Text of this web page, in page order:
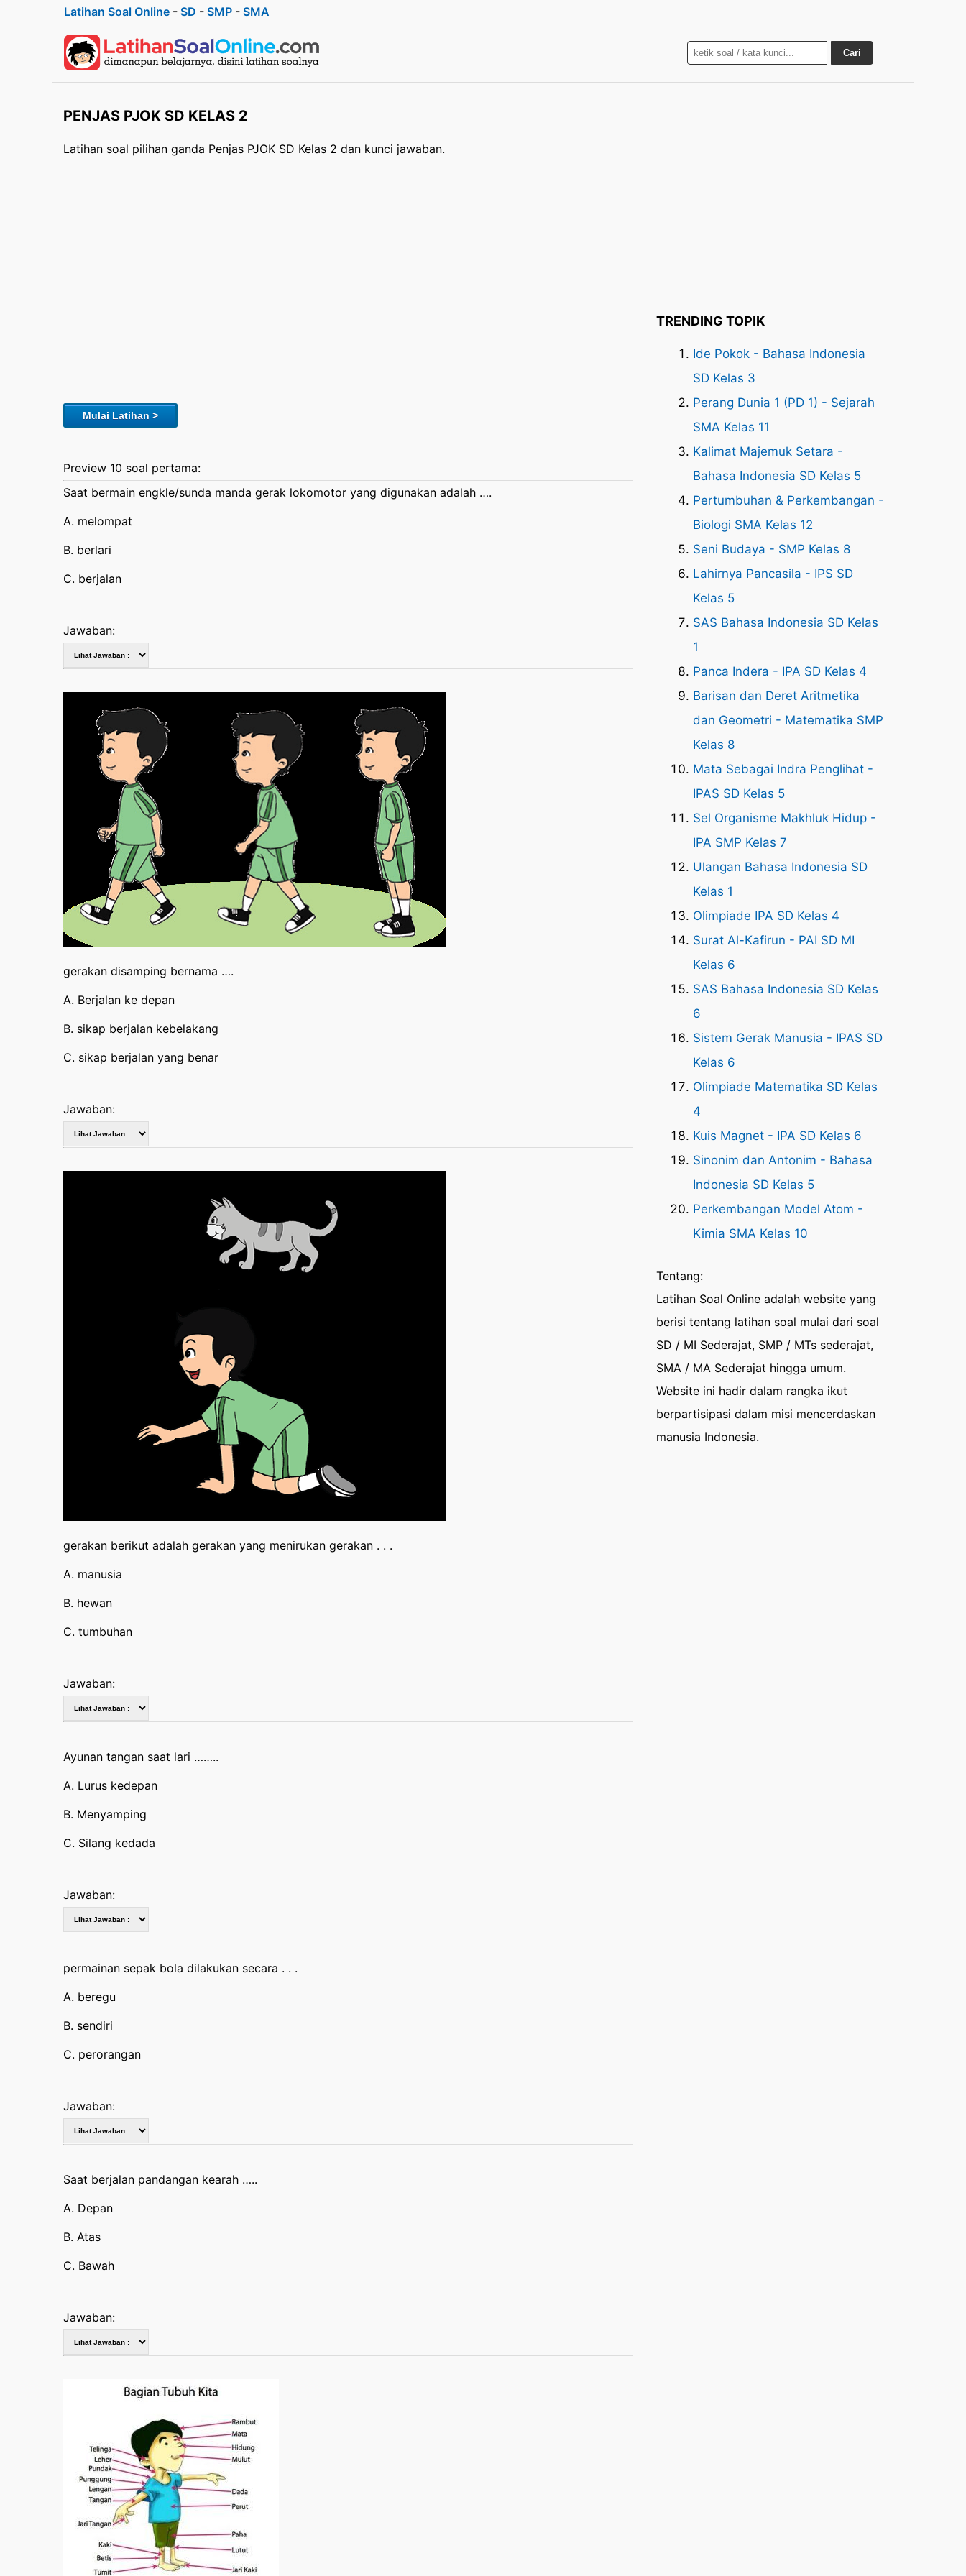
Latihan Soal Online- SD - SMP- SMA
Cari
PENJAS PJOK SD KELAS 2
Latihan soal pilihan ganda Penjas PJOK SD Kelas 2 dan kunci jawaban.
Mulai Latihan >
Preview 10 soal pertama:
Saat bermain engkle/sunda manda gerak lokomotor yang digunakan adalah ….
A. melompat
B. berlari
C. berjalan
Jawaban:
gerakan disamping bernama ….
A. Berjalan ke depan
B. sikap berjalan kebelakang
C. sikap berjalan yang benar
Jawaban:
gerakan berikut adalah gerakan yang menirukan gerakan . . .
A. manusia
B. hewan
C. tumbuhan
Jawaban:
Ayunan tangan saat lari ……..
A. Lurus kedepan
B. Menyamping
C. Silang kedada
Jawaban:
permainan sepak bola dilakukan secara . . .
A. beregu
B. sendiri
C. perorangan
Jawaban:
Saat berjalan pandangan kearah …..
A. Depan
B. Atas
C. Bawah
Jawaban:
TRENDING TOPIK
Ide Pokok - Bahasa Indonesia
SD Kelas 3
Perang Dunia 1 (PD 1) - Sejarah
SMA Kelas 11
Kalimat Majemuk Setara -
Bahasa Indonesia SD Kelas 5
Pertumbuhan & Perkembangan -
Biologi SMA Kelas 12
Seni Budaya - SMP Kelas 8
Lahirnya Pancasila - IPS SD
Kelas 5
SAS Bahasa Indonesia SD Kelas
1
Panca Indera - IPA SD Kelas 4
Barisan dan Deret Aritmetika
dan Geometri - Matematika SMP
Kelas 8
Mata Sebagai Indra Penglihat -
IPAS SD Kelas 5
Sel Organisme Makhluk Hidup -
IPA SMP Kelas 7
Ulangan Bahasa Indonesia SD
Kelas 1
Olimpiade IPA SD Kelas 4
Surat Al-Kafirun - PAI SD MI
Kelas 6
SAS Bahasa Indonesia SD Kelas
6
Sistem Gerak Manusia - IPAS SD
Kelas 6
Olimpiade Matematika SD Kelas
4
Kuis Magnet - IPA SD Kelas 6
Sinonim dan Antonim - Bahasa
Indonesia SD Kelas 5
Perkembangan Model Atom -
Kimia SMA Kelas 10
Tentang:
Latihan Soal Online adalah website yang
berisi tentang latihan soal mulai dari soal
SD / MI Sederajat, SMP / MTs sederajat,
SMA / MA Sederajat hingga umum.
Website ini hadir dalam rangka ikut
berpartisipasi dalam misi mencerdaskan
manusia Indonesia.